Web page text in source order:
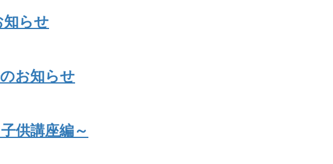
知らせ
お知らせ
供講座編～